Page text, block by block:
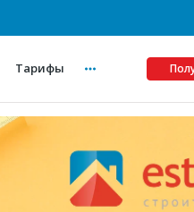
Тарифы
Платные